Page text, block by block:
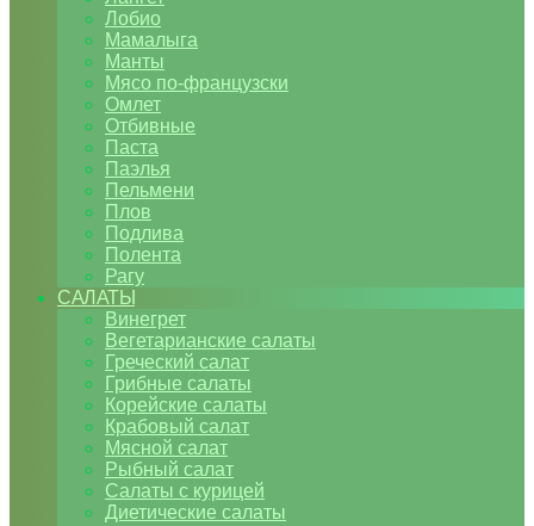
Лобио
Мамалыга
Манты
Мясо по-французски
Омлет
Отбивные
Паста
Паэлья
Пельмени
Плов
Подлива
Полента
Рагу
САЛАТЫ
Винегрет
Вегетарианские салаты
Греческий салат
Грибные салаты
Корейские салаты
Крабовый салат
Мясной салат
Рыбный салат
Салаты с курицей
Диетические салаты